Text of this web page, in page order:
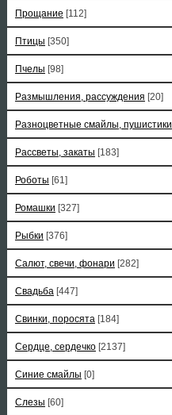
Прощание [112]
Птицы [350]
Пчелы [98]
Размышления, рассуждения [20]
Разноцветные смайлы, пушистики
Рассветы, закаты [183]
Роботы [61]
Ромашки [327]
Рыбки [376]
Салют, свечи, фонари [282]
Свадьба [447]
Свинки, поросята [184]
Сердце, сердечко [2137]
Синие смайлы [0]
Слезы [60]